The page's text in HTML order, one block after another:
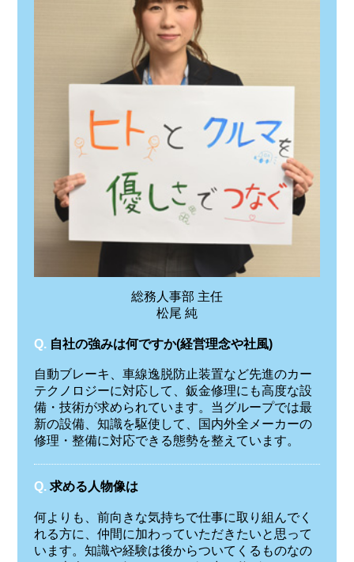
総務人事部 主任
松尾 純
Q. 自社の強みは何ですか(経営理念や社風)
自動ブレーキ、車線逸脱防止装置など先進のカー
テクノロジーに対応して、鈑金修理にも高度な設
備・技術が求められています。当グループでは最
新の設備、知識を駆使して、国内外全メーカーの
修理・整備に対応できる態勢を整えています。
Q. 求める人物像は
何よりも、前向きな気持ちで仕事に取り組んでく
れる方に、仲間に加わっていただきたいと思って
います。知識や経験は後からついてくるものなの